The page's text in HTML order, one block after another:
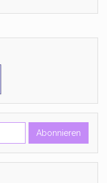
Abonnieren